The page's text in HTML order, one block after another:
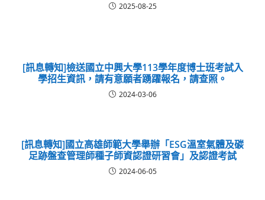
2025-08-25
[訊息轉知]檢送國立中興大學113學年度博士班考試入
學招生資訊，請有意願者踴躍報名，請查照。
2024-03-06
[訊息轉知]國立高雄師範大學舉辦「ESG溫室氣體及碳
足跡盤查管理師種子師資認證研習會」及認證考試
2024-06-05